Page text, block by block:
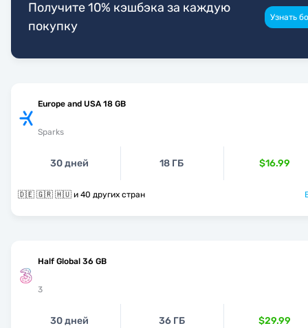
Получите 10% кэшбэка за каждую
покупку
Узнать
Europe and USA 18 GB
Sparks
30 дней 18 ГБ $16.99
🇩🇪 🇬🇷 🇭🇺 и 40 других стран
Half Global 36 GB
3
30 дней 36 ГБ $29.99